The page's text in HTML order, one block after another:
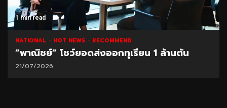
1 min read
NATIONAL HOT NEWS RECOMMEND
“พาณิชย์” โชว์ยอดส่งออกทุเรียน 1 ล้านตัน
21/07/2026